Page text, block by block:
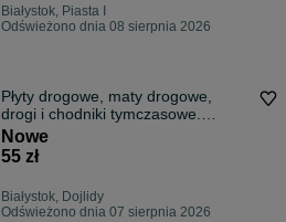
Białystok, Piasta I
Odświeżono dnia 08 sierpnia 2026
Płyty drogowe, maty drogowe,
drogi i chodniki tymczasowe.
Promocja!
Nowe
55 zł
Białystok, Dojlidy
Odświeżono dnia 07 sierpnia 2026